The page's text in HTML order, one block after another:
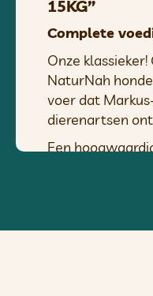
15KG”
Complete
Onze
NaturNah
voer dat
dierenartsen
Een